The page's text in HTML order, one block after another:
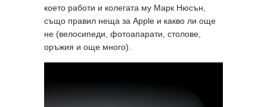
което работи и колегата му Марк Нюсън,
също правил неща за Apple и какво ли още
не (велосипеди, фотоапарати, столове,
оръжия и още много).